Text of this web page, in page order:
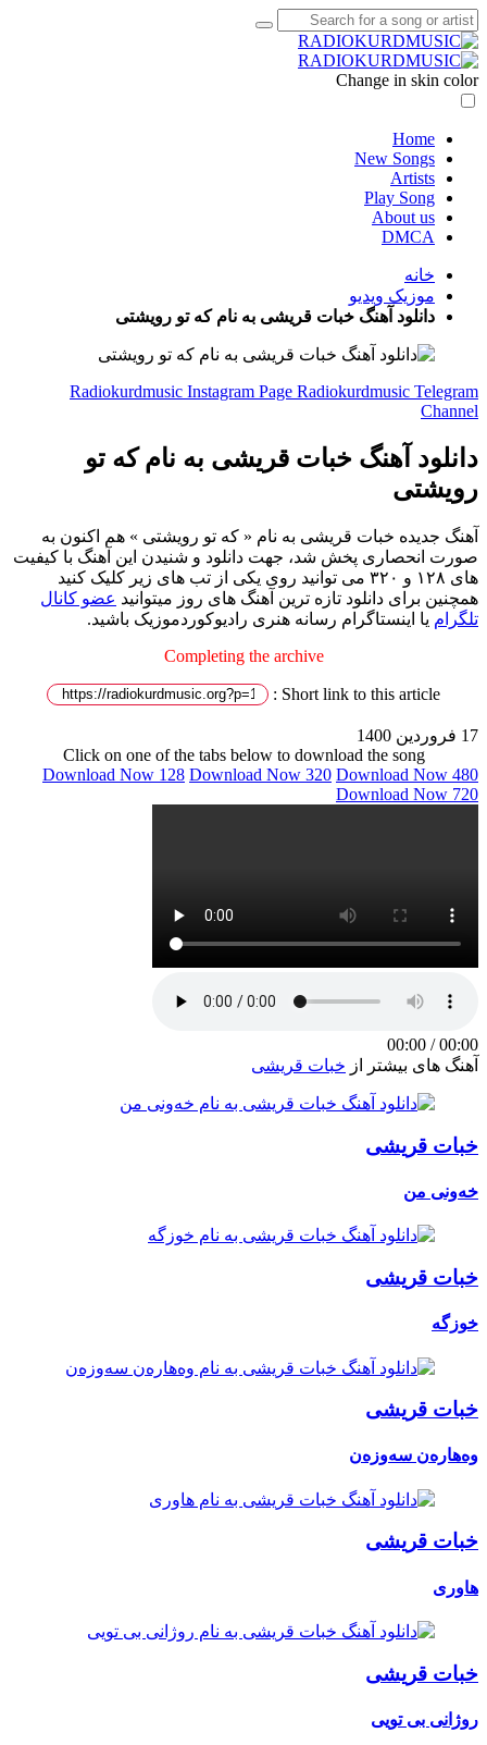
Change in skin color
Home
New Songs
Artists
Play Song
About us
DMCA
خانه
موزیک ویدیو
دانلود آهنگ خبات قریشی به نام که تو رویشتی
Radiokurdmusic Instagram Page Radiokurdmusic Telegram
Channel
دانلود آهنگ خبات قریشی به نام که تو
رویشتی
آهنگ جدیده خبات قریشی به نام « که تو رویشتی » هم اکنون به
صورت انحصاری پخش شد، جهت دانلود و شنیدن این آهنگ با کیفیت
های ۱۲۸ و ۳۲۰ می توانید روی یکی از تب های زیر کلیک کنید
همچنین برای دانلود تازه ترین آهنگ های روز میتوانید عضو کانال
تلگرام یا اینستاگرام رسانه هنری رادیوکوردموزیک باشید.
Completing the archive
Short link to this article :
17 فروردین 1400
Click on one of the tabs below to download the song
Download Now 128 Download Now 320 Download Now 480
Download Now 720
00:00
/
00:00
آهنگ های بیشتر از خبات قریشی
خبات قریشی
خەونی من
خبات قریشی
خوزگه
خبات قریشی
وەهارەن سەوزەن
خبات قریشی
هاوری
خبات قریشی
روژانی بی تویی